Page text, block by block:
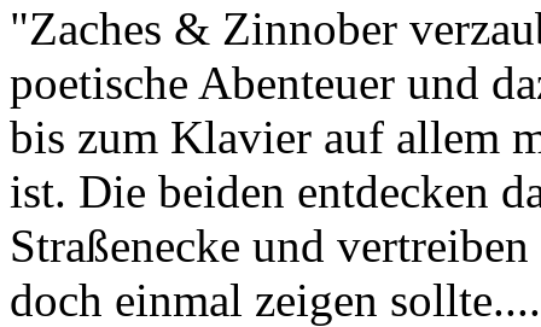
"Zaches & Zinnober
poetische Abenteuer und
bis zum Klavier auf allem
ist. Die beiden entdecken
Straßenecke und
doch einmal zeigen